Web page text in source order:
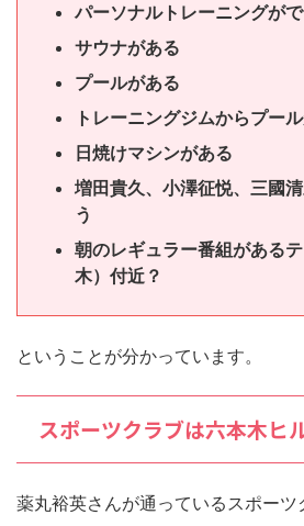
パーソナルトレーニングが
サウナがある
プールがある
トレーニングジムからプー
日焼けマシンがある
増田貴久、小澤征悦、三國
う
朝のレギュラー番組がある
木）付近？
ということが分かっています。
スポーツクラブは六本木ヒ
薬丸裕英さんが通っているスポーツ